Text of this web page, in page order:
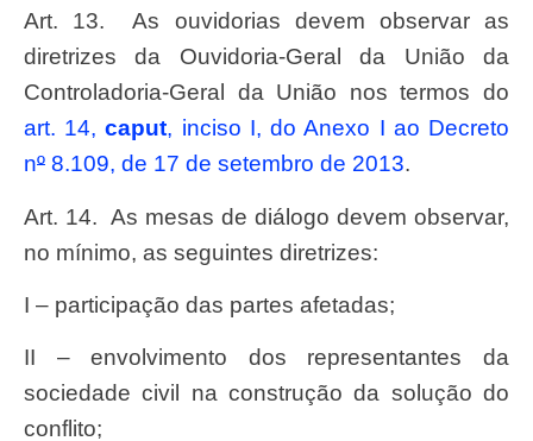
Art. 13. As ouvidorias devem observar as
diretrizes da Ouvidoria-Geral da União da
Controladoria-Geral da União nos termos do
art. 14,caput, inciso I, do Anexo I ao Decreto
nº 8.109, de 17 de setembro de 2013.
Art. 14. As mesas de diálogo devem observar,
no mínimo, as seguintes diretrizes:
I – participação das partes afetadas;
II – envolvimento dos representantes da
sociedade civil na construção da solução do
conflito;